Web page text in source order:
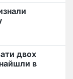
двох
в